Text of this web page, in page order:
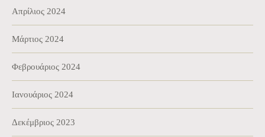
Απρίλιος 2024
Μάρτιος 2024
Φεβρουάριος 2024
Ιανουάριος 2024
Δεκέμβριος 2023